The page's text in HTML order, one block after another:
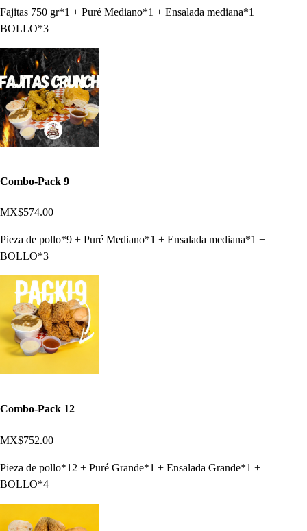
Fajitas 750 gr*1 + Puré Mediano*1 + Ensalada mediana*1 +
BOLLO*3
Combo-Pack 9
MX$574.00
Pieza de pollo*9 + Puré Mediano*1 + Ensalada mediana*1 +
BOLLO*3
Combo-Pack 12
MX$752.00
Pieza de pollo*12 + Puré Grande*1 + Ensalada Grande*1 +
BOLLO*4